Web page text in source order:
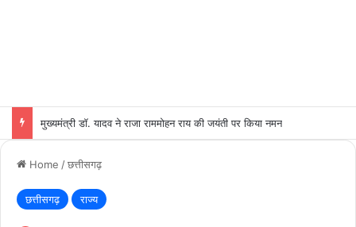
मुख्यमंत्री डॉ. यादव ने राजा राममोहन राय की जयंती पर किया नमन
Home /छत्तीसगढ़
छत्तीसगढ़ राज्य